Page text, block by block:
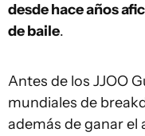
desde hace años
de baile.
Antes de los JJOO
mundiales de
además de ganar el